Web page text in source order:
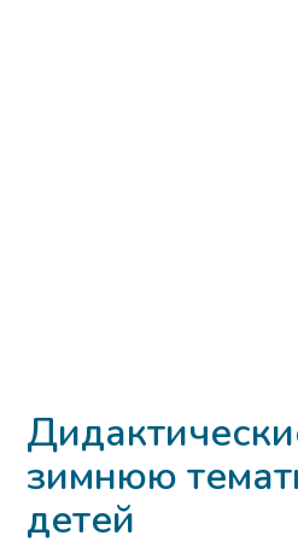
зимнюю
детей